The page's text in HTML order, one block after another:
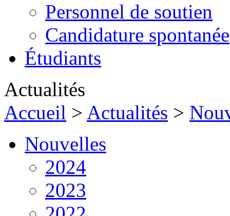
Personnel de soutien
Candidature spontanée
Étudiants
Actualités
Accueil > Actualités >
Nouvelles
2024
2023